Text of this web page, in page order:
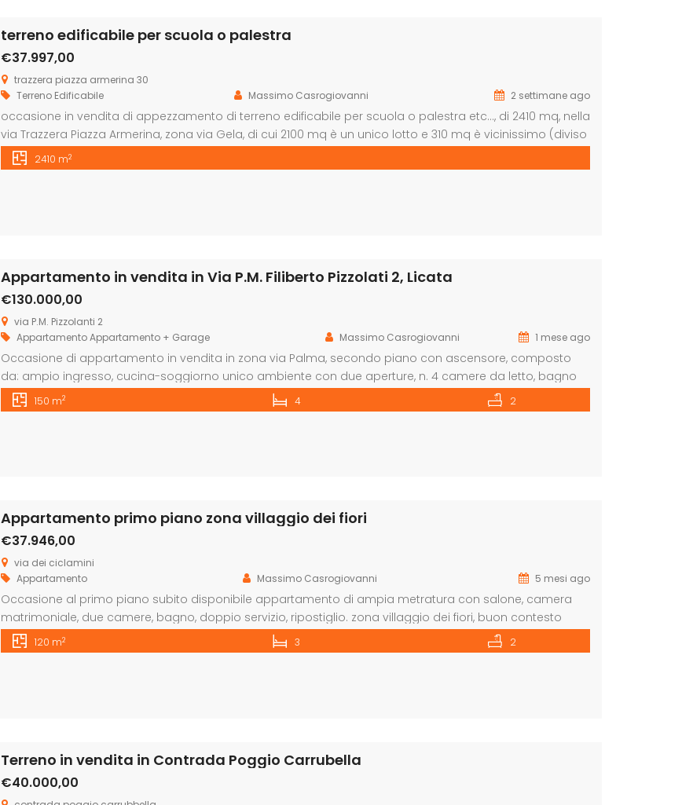
terreno edificabile per scuola o palestra
€37.997,00
trazzera piazza armerina 30
Terreno Edificabile
Massimo Casrogiovanni 2 settimane ago
occasione in vendita di appezzamento di terreno edificabile per scuola o palestra etc…, di 2410 mq, nella
via Trazzera Piazza Armerina, zona via Gela, di cui 2100 mq è un unico lotto e 310 mq è vicinissimo (diviso
da una strada). É veramente un bel posto panoramico con la vista del mare e del paesaggio, […]
2410 m2
Appartamento in vendita in Via P.M. Filiberto Pizzolati 2, Licata
€130.000,00
via P.M. Pizzolanti 2
AppartamentoAppartamento + Garage Massimo Casrogiovanni 1 mese ago
Occasione di appartamento in vendita in zona via Palma, secondo piano con ascensore, composto
da: ampio ingresso, cucina-soggiorno unico ambiente con due aperture, n. 4 camere da letto, bagno
appena ristrutturato con vasca, doppio servizio con doccia, ampio balcone unico a gallaria con
ascensore. Infissi in alluminio color legno con doppi vetri di nuova installazione, […]
150 m2 4 2
Appartamento primo piano zona villaggio dei fiori
€37.946,00
via dei ciclamini
Appartamento
Massimo Casrogiovanni 5 mesi ago
Occasione al primo piano subito disponibile appartamento di ampia metratura con salone, camera
matrimoniale, due camere, bagno, doppio servizio, ripostiglio. zona villaggio dei fiori, buon contesto
condominiale. Per maggiori informazioni contattateci allo 0922771531 o venie a trovarci in corso Umberto
89.
120 m2 3 2
Terreno in vendita in Contrada Poggio Carrubella
€40.000,00